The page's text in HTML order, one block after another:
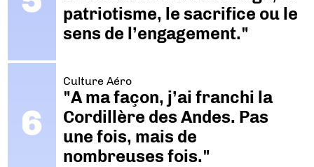
patriotisme, le sacrifice ou le
sens de l’engagement."
Culture Aéro
"A ma façon, j’ai franchi la
Cordillère des Andes. Pas
une fois, mais de
nombreuses fois."